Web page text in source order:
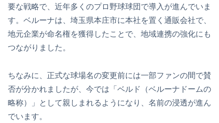
要な戦略で、近年多くのプロ野球球団で導入が進んでいま
す。ベルーナは、埼玉県本庄市に本社を置く通販会社で、
地元企業が命名権を獲得したことで、地域連携の強化にも
つながりました。
ちなみに、正式な球場名の変更前には一部ファンの間で賛
否が分かれましたが、今では「ベルド（ベルーナドームの
略称）」として親しまれるようになり、名前の浸透が進ん
でいます。